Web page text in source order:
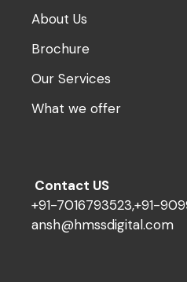
About Us
Brochure
Our Services
What we offer
Contact US
+91-7016793523,+91-
ansh@hmssdigital.com